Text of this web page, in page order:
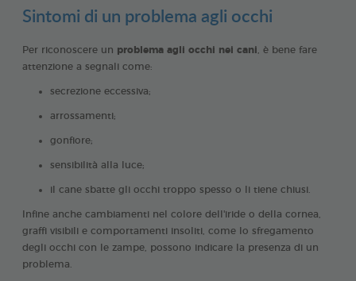
Sintomi di un problema agli occhi
Per riconoscere un problema agli occhi nei cani
, è bene fare
attenzione a segnali come:
secrezione eccessiva;
arrossamenti;
gonfiore;
sensibilità alla luce;
il cane sbatte gli occhi troppo spesso o li tiene chiusi.
Infine anche cambiamenti nel colore dell'iride o della cornea,
graffi visibili e comportamenti insoliti, come lo sfregamento
degli occhi con le zampe, possono indicare la presenza di un
problema.